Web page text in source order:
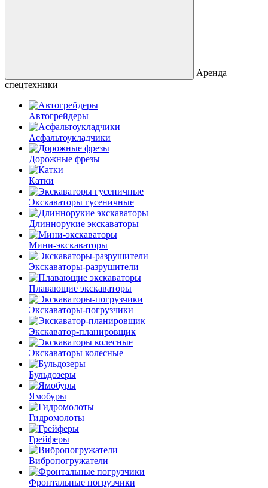
Аренда
спецтехники
Автогрейдеры
Асфальто­укладчики
Дорожные фрезы
Катки
Экскаваторы гусеничные
Длиннорукие экскаваторы
Мини-экскаваторы
Экскаваторы-разрушители
Плавающие экскаваторы
Экскаваторы-погрузчики
Экскаватор-планировщик
Экскаваторы колесные
Бульдозеры
Ямобуры
Гидромолоты
Грейферы
Вибро­погружатели
Фронтальные погрузчики